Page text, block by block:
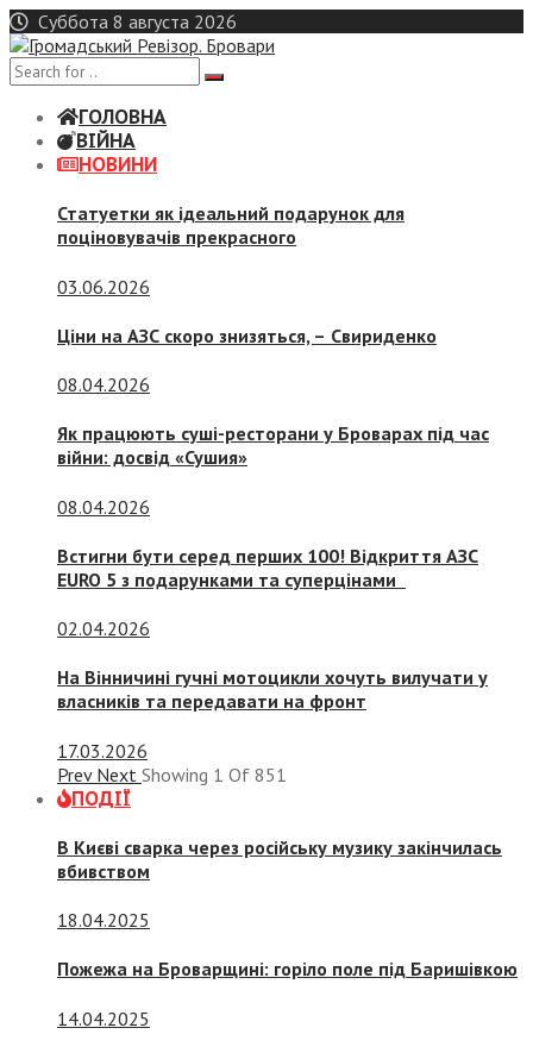
Skip
to
content
Суббота 8 августа 2026
ГОЛОВНА
ВІЙНА
НОВИНИ
Статуетки як ідеальний подарунок для
поціновувачів прекрасного
03.06.2026
Ціни на АЗС скоро знизяться, – Свириденко
08.04.2026
Як працюють суші-ресторани у Броварах під час
війни: досвід «Сушия»
08.04.2026
Встигни бути серед перших 100! Відкриття АЗС
EURO 5 з подарунками та суперцінами
02.04.2026
На Вінничині гучні мотоцикли хочуть вилучати у
власників та передавати на фронт
17.03.2026
Prev Next Showing 1 Of 851
ПОДІЇ
В Києві сварка через російську музику закінчилась
вбивством
18.04.2025
Пожежа на Броварщині: горіло поле під Баришівкою
14.04.2025